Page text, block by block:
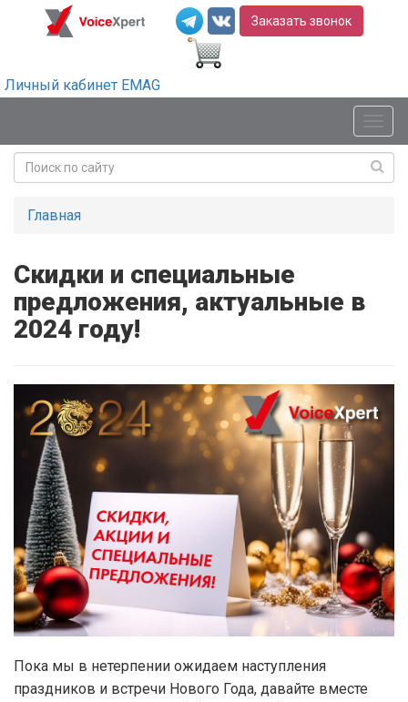
Заказать звонок
Личный кабинет EMAG
Главная
Скидки и специальные
предложения, актуальные в
2024 году!
Пока мы в нетерпении ожидаем наступления
праздников и встречи Нового Года, давайте вместе